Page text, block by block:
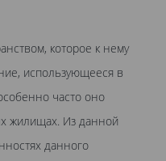
которое к нему
использующееся в
часто оно
жилищах. Из данной
данного